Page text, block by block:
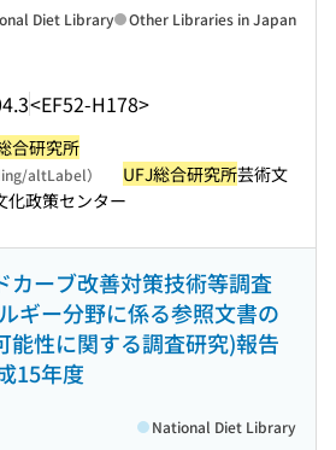
<EF52-H178>
Diet Library Other Libraries in Japan
合研究所
altLabel） UFJ総合研究所芸術文
化政策センター
カーブ改善対策技術等調査
ギー分野に係る参照文書の
能性に関する調査研究)報告
15年度
National Diet Library